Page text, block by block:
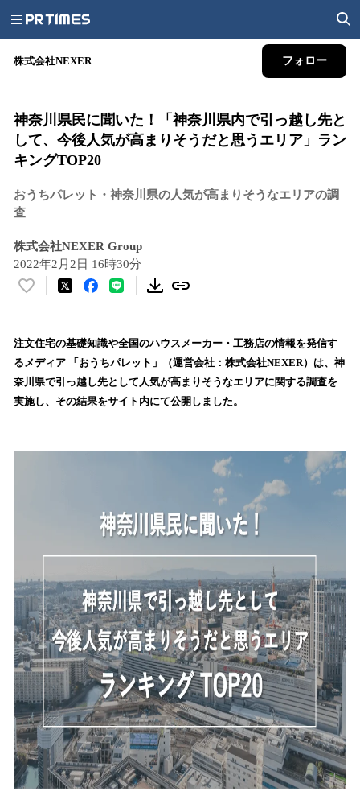
株式会社NEXER フォロー
神奈川県民に聞いた！「神奈川県内で引っ越し先と
して、今後人気が高まりそうだと思うエリア」ラン
キングTOP20
おうちパレット・神奈川県の人気が高まりそうなエリアの調
査
株式会社NEXER Group
2022年2月2日 16時30分
い
！
数
を
読
注文住宅の基礎知識や全国のハウスメーカー・工務店の情報を発信す
るメディア 「おうちパレット」（運営会社：株式会社NEXER）は、神
奈川県で引っ越し先として人気が高まりそうなエリアに関する調査を
実施し、その結果をサイト内にて公開しました。